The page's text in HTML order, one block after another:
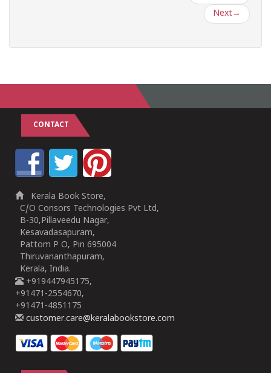
Next→
CONTACT
Kerala Book Store,
C/O Consors Technologies Pvt Ltd,
B-30,Pillaveedu Nagar,
Kesavadasapuram,
Pattom P O, Pin 695004
Thiruvananthapuram,
Kerala, India.
+919447945175,
+91471-2554670,
+91471-4851175
customer.care@keralabookstore.com